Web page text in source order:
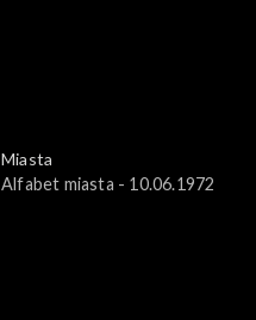
Miasta
Alfabet miasta - 10.06.1972